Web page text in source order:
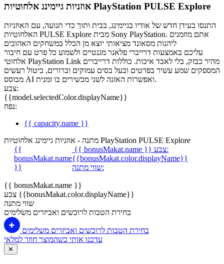
אוזניות גיימינג אלחוטיות PlayStation PULSE Explore
התנסו בעידן חדש של אודיו בגיימינג, בבית ותוך כדי תנועה, עם האוזניות
האלחוטיות PULSE Explore מבית Sony PlayStation. אתם מוזמנים
ליהנות מסאונד מציאותי יוצא מן הכלל במשחקים האהובים
עליכם באמצעות דרייברי פלאנר מגנטיים ולשמוע כל פרט עם חיבור
אלחוטי PlayStation Link מהיר כבזק, בלי לאבד איכות. כוללות דרייברים
המספקים שמע עשיר בפרטים ובעל בסים עמוקים וברורים, ביטול רעשים
מבוסס AI ואפשרות האזנה לשני מכשירים בו זמנית.
צבע:
{{model.selectedColor.displayName}}
נפח:
{{ capacity.name }}
מתנה - אוזניות גיימינג אלחוטיות PlayStation PULSE Explore
{{
bonusMakat.name
}}
{{ bonusMakat.name }}
צבע:
{{bonusMakat.color.displayName}}
שווי מתנה:
{{ bonusMakat.name }}
צבע {{bonusMakat.color.displayName}}
שווי מתנה
בחירת הטבות לרוכשים ואביזרים משלימים
בחירת הטבות לרוכשים ואביזרים משלימים
עדכנו אותי כשהמוצר חוזר למלאי
✕